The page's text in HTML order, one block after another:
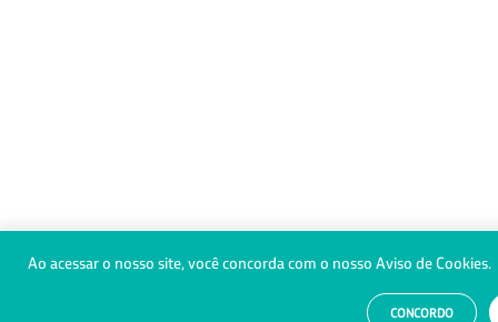
Ao acessar o nosso site, você concorda com o nosso Aviso de Cookies.
CONCORDO